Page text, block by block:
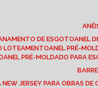
DE ESGOTO ANEL
LOTEAMENTO ANEL PRÉ-
ANEL PRÉ-MOLDADO PARA
NEW JERSEY PARA OBRAS